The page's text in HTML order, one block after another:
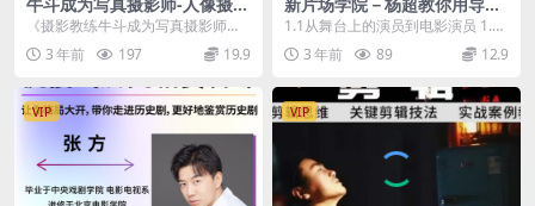
与后期修图调色实战课程
《摄影教练牛斗成为写真摄影师人
像摄影与后期修图调色实战课》每
节课都是有实景拍摄教...
3 年前 197 19.9
思维看电影，十大专题破解电
1.1从舞台上的演员到电影演员 1.2
电影中人的一切魅力，都在真实的
基础上 1...
3 年前 89 12.9
VIP VIP